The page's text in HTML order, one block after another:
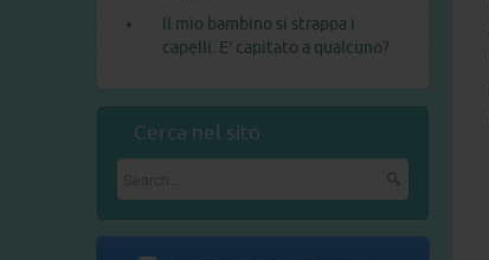
Il mio bambino si strappa i
capelli. E’ capitato a qualcuno?
Cerca nel sito